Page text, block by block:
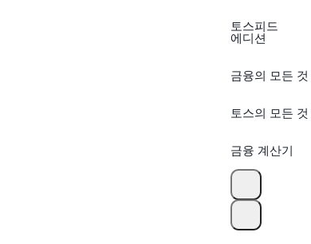
토스피드
에디션
금융의 모든 것
토스의 모든 것
금융 계산기